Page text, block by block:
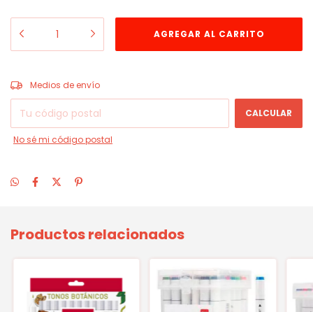
Entregas para el CP:
Medios de envío
CALCULAR
No sé mi código postal
Productos relacionados